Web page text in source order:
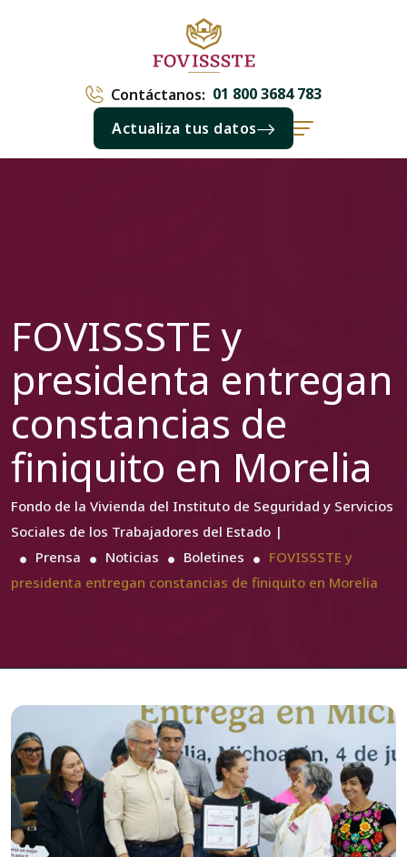
Contáctanos: 01 800 3684 783
Actualiza tus datos
FOVISSSTE y
presidenta entregan
constancias de
finiquito en Morelia
Fondo de la Vivienda del Instituto de Seguridad y Servicios
Sociales de los Trabajadores del Estado |
Prensa
Noticias Boletines
FOVISSSTE y
presidenta entregan constancias de finiquito en Morelia